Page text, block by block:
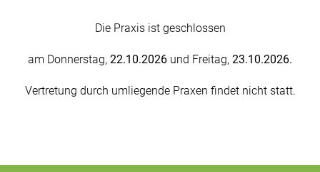
Die Praxis ist geschlossen
am Donnerstag, 22.10.2026 und Freitag, 23.10.2026.
Vertretung durch umliegende Praxen findet nicht statt.